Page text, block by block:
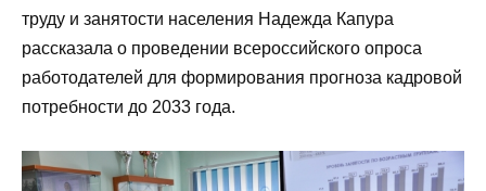
труду и занятости населения Надежда Капура
рассказала о проведении всероссийского опроса
работодателей для формирования прогноза кадровой
потребности до 2033 года.